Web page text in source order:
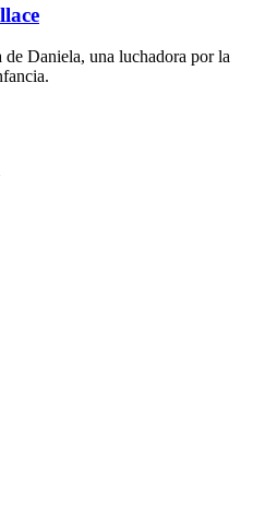
Daniela, una luchadora por la